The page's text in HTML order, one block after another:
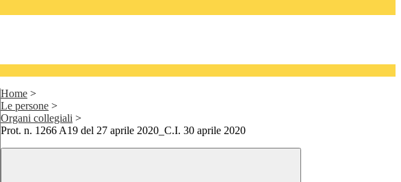
Home >
Le persone >
Organi collegiali >
Prot. n. 1266 A19 del 27 aprile 2020_C.I. 30 aprile 2020